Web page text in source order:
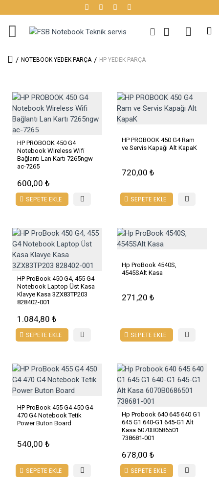
NOTEBOOK YEDEK PARÇA HP YEDEK PARÇA
HP PROBOOK 450 G4
Notebook Wireless Wifi
Bağlantı Lan Kartı 7265ngw
ac-7265
600,00 ₺
SEPETE EKLE
HP PROBOOK 450 G4 Ram
ve Servis Kapağı Alt KapaK
720,00 ₺
SEPETE EKLE
HP ProBook 450 G4, 455 G4
Notebook Laptop Üst Kasa
Klavye Kasa 3ZX83TP203
828402-001
1.084,80 ₺
SEPETE EKLE
Hp ProBook 4540S,
4545SAlt Kasa
271,20 ₺
SEPETE EKLE
HP ProBook 455 G4 450 G4
470 G4 Notebook Tetik
Power Buton Board
540,00 ₺
SEPETE EKLE
Hp Probook 640 645 640 G1
645 G1 640-G1 645-G1 Alt
Kasa 6070B0686501
738681-001
678,00 ₺
SEPETE EKLE